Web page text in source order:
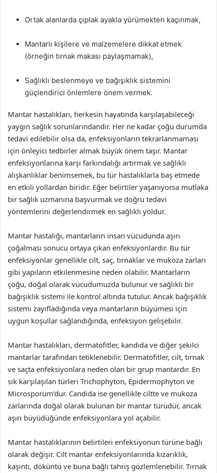
Ortak alanlarda çıplak ayakla yürümekten kaçınmak,
Mantarlı kişilere ve malzemelere dikkat etmek
(örneğin tırnak makası paylaşmamak),
Sağlıklı beslenmeye ve bağışıklık sistemini
güçlendirici önlemlere önem vermek.
Mantar hastalıkları, herkesin hayatında karşılaşabileceği
yaygın sağlık sorunlarındandır. Her ne kadar çoğu durumda
tedavi edilebilir olsa da, enfeksiyonların tekrarlanmaması
için önleyici tedbirler almak büyük önem taşır. Mantar
enfeksiyonlarına karşı farkındalığı artırmak ve sağlıklı
alışkanlıklar benimsemek, bu tür hastalıklarla baş etmede
en etkili yollardan biridir. Eğer belirtiler yaşanıyorsa mutlaka
bir sağlık uzmanına başvurmak ve doğru tedavi
yöntemlerini değerlendirmek en sağlıklı yoldur.
Mantar hastalığı, mantarların insan vücudunda aşırı
çoğalması sonucu ortaya çıkan enfeksiyonlardır. Bu tür
enfeksiyonlar genellikle cilt, saç, tırnaklar ve mukoza zarları
gibi yapıların etkilenmesine neden olabilir. Mantarların
çoğu, doğal olarak vücudumuzda bulunur ve sağlıklı bir
bağışıklık sistemi ile kontrol altında tutulur. Ancak bağışıklık
sistemi zayıfladığında veya mantarların büyümesi için
uygun koşullar sağlandığında, enfeksiyon gelişebilir.
Mantar hastalıkları, dermatofitler, kandida ve diğer şekilci
mantarlar tarafından tetiklenebilir. Dermatofitler, cilt, tırnak
ve saçta enfeksiyonlara neden olan bir grup mantardır. En
sık karşılaşılan türleri Trichophyton, Epidermophyton ve
Microsporum’dur. Candida ise genellikle ciltte ve mukoza
zarlarında doğal olarak bulunan bir mantar türüdür, ancak
aşırı büyüdüğünde enfeksiyonlara yol açabilir.
Mantar hastalıklarının belirtileri enfeksiyonun türüne bağlı
olarak değişir. Cilt mantar enfeksiyonlarında kızarıklık,
kaşıntı, döküntü ve buna bağlı tahriş gözlemlenebilir. Tırnak